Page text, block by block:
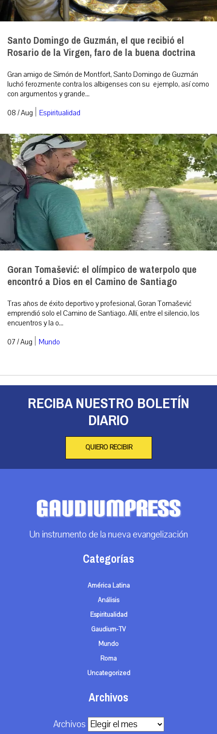
Santo Domingo de Guzmán, el que recibió el
Rosario de la Virgen, faro de la buena doctrina
Gran amigo de Simón de Montfort, Santo Domingo de Guzmán
luchó ferozmente contra los albigenses con su ejemplo, así como
con argumentos y grande...
08 / Aug | Espiritualidad
Goran Tomašević: el olímpico de waterpolo que
encontró a Dios en el Camino de Santiago
Tras años de éxito deportivo y profesional, Goran Tomašević
emprendió solo el Camino de Santiago. Allí, entre el silencio, los
encuentros y la o...
07 / Aug | Mundo
RECIBA NUESTRO BOLETÍN
DIARIO
QUIERO RECIBIR
Un instrumento de la nueva evangelización
Categorías
América Latina
Análisis
Espiritualidad
Gaudium-TV
Mundo
Roma
Uncategorized
Archivos
Archivos